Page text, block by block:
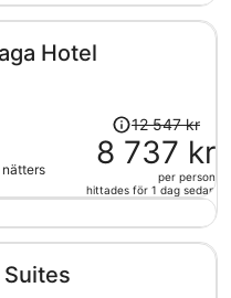
är
person
Hotel
Priset
var
12
547 kr
är
12 547 kr
8 737 kr
per person
hittades för 1 dag sedan